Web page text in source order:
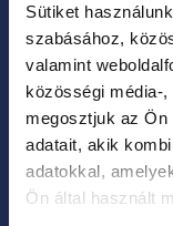
Sütiket
szabásához,
valamint
közösségi média-
megosztjuk az Ön
adatait, akik
adatokkal,
Ön által használt
felület könnyen
mindennapi
is megőrzi fényes
Az Iris C
kád